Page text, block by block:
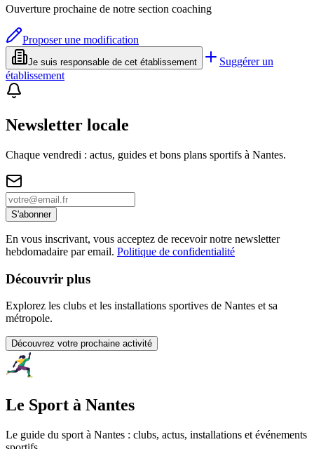
Ouverture prochaine de notre section coaching
Proposer une modification
Je suis responsable de cet établissement
Suggérer un
établissement
Newsletter locale
Chaque vendredi : actus, guides et bons plans sportifs à Nantes.
S'abonner
En vous inscrivant, vous acceptez de recevoir notre newsletter
hebdomadaire par email. Politique de confidentialité
Découvrir plus
Explorez les clubs et les installations sportives de Nantes et sa
métropole.
Découvrez votre prochaine activité
Le Sport à Nantes
Le guide du sport à Nantes : clubs, actus, installations et événements